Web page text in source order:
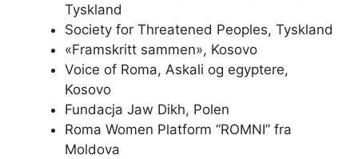
Tyskland
Society for Threatened Peoples, Tyskland
«Framskritt sammen», Kosovo
Voice of Roma, Askali og egyptere,
Kosovo
Fundacja Jaw Dikh, Polen
Roma Women Platform “ROMNI” fra
Moldova